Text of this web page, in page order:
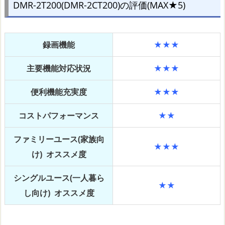
DMR-2T200(DMR-2CT200)の評価(MAX★5)
録画機能 ★★★
主要機能対応状況 ★★★
便利機能充実度 ★★★
コストパフォーマンス ★★
ファミリーユース(家族向
け) オススメ度
★★★
シングルユース(一人暮ら
し向け) オススメ度
★★